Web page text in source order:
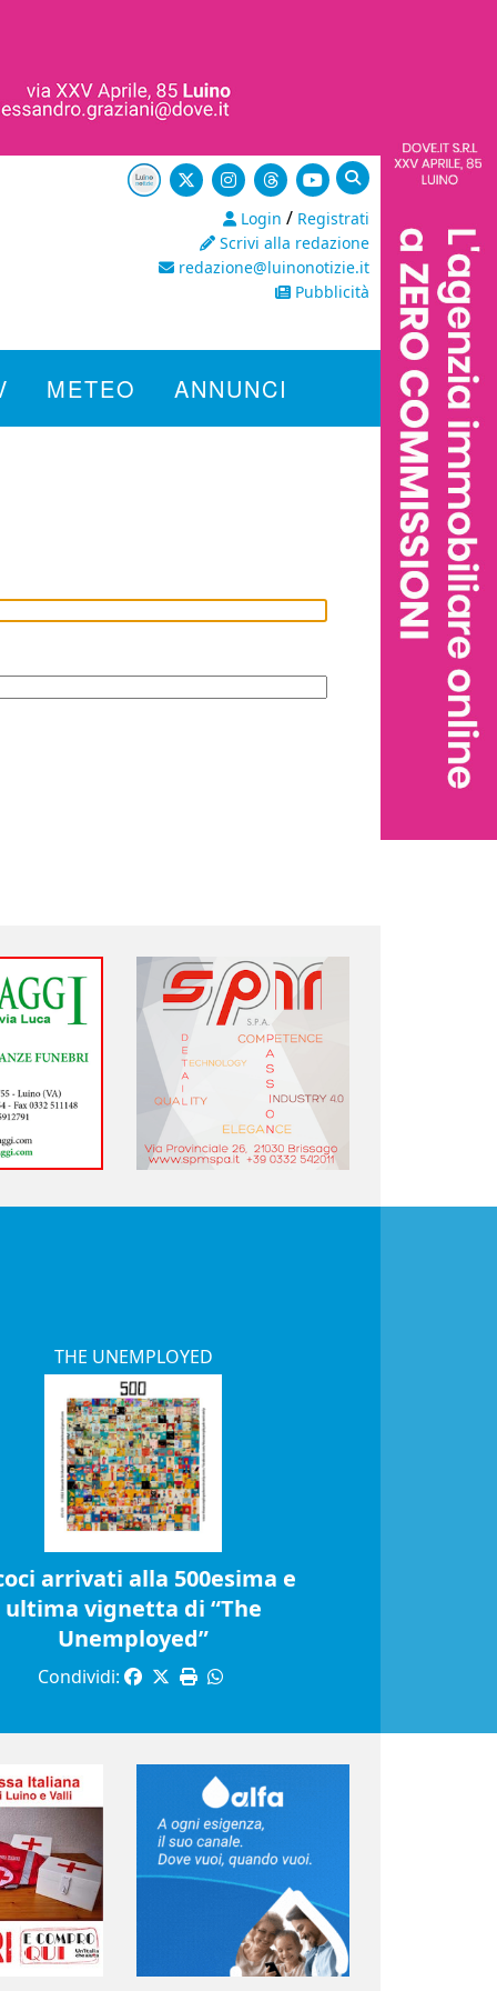
Login / Registrati
Scrivi alla redazione
redazione@luinonotizie.it
Pubblicità
METEO ANNUNCI
THE UNEMPLOYED
arrivati alla 500esima e
ultima vignetta di “The
Unemployed”
Condividi: